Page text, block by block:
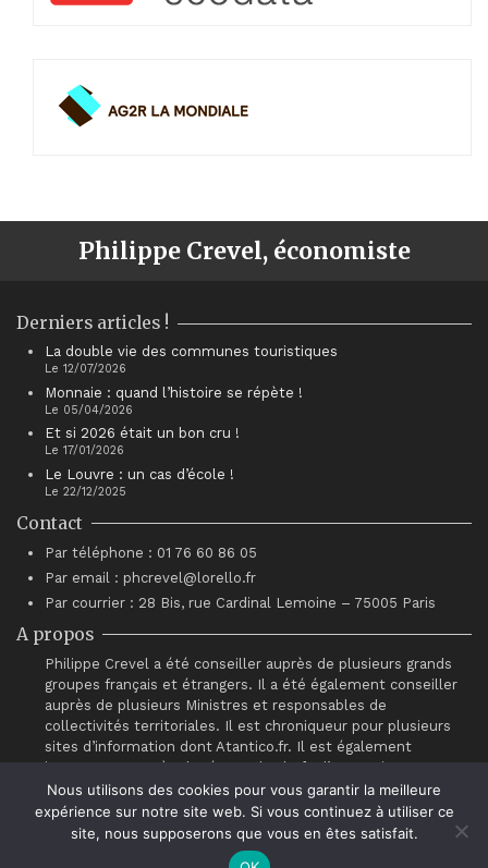
Philippe Crevel, économiste
Derniers articles !
La double vie des communes touristiques
Le 12/07/2026
Monnaie : quand l’histoire se répète !
Le 05/04/2026
Et si 2026 était un bon cru !
Le 17/01/2026
Le Louvre : un cas d’école !
Le 22/12/2025
Contact
Par téléphone : 01 76 60 86 05
Par email : phcrevel@lorello.fr
Par courrier : 28 Bis, rue Cardinal Lemoine – 75005 Paris
A propos
Philippe Crevel a été conseiller auprès de plusieurs grands
groupes français et étrangers. Il a été également conseiller
auprès de plusieurs Ministres et responsables de
collectivités territoriales. Il est chroniqueur pour plusieurs
sites d’information dont Atantico.fr. Il est également
intervenant auprès du réseau de chefs d’entreprises
“Association pour le Progrès du Management” (APM).
Nous utilisons des cookies pour vous garantir la meilleure
expérience sur notre site web. Si vous continuez à utiliser ce
site, nous supposerons que vous en êtes satisfait.